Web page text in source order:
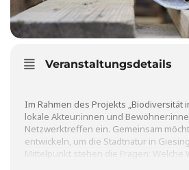
Veranstaltungsdetails
Im Rahmen des Projekts „Biodiversität
lokale Akteur:innen und
Netzwerktreffen ein. Gemeinsam
entwickeln, um die Stadtnatur in
Mittelpunkt stehen die Fragen: Welche